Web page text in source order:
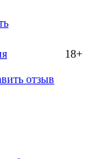
18+
отзыв